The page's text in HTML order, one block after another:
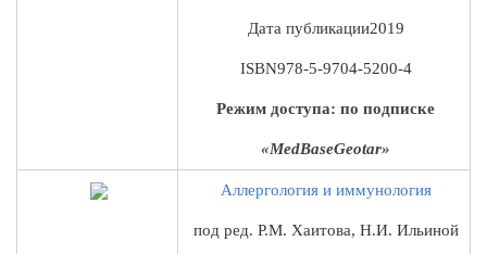
Дата публикации2019
ISBN978-5-9704-5200-4
Режим доступа: по подписке
«MedBaseGeotar»
Аллергология и иммунология
под ред. Р.М. Хаитова, Н.И. Ильиной